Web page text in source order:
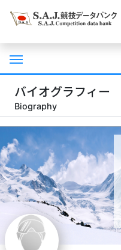
バイオグラフィー
Biography